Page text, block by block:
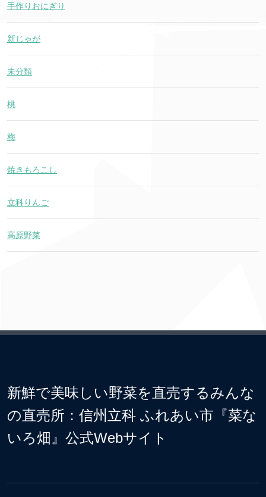
手作りおにぎり
新じゃが
未分類
桃
梅
焼きもろこし
立科りんご
高原野菜
新鮮で美味しい野菜を直売するみんな
の直売所：信州立科 ふれあい市『菜な
いろ畑』公式Webサイト